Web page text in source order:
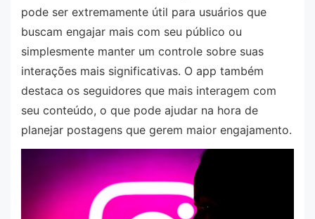
pode ser extremamente útil para usuários que
buscam engajar mais com seu público ou
simplesmente manter um controle sobre suas
interações mais significativas. O app também
destaca os seguidores que mais interagem com
seu conteúdo, o que pode ajudar na hora de
planejar postagens que gerem maior engajamento.